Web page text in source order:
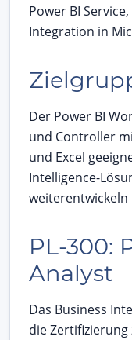
Power BI
Integration in
Der Power BI
und Controller
und Excel
Intelligence-
PL-300:
Analyst
Das Business
die